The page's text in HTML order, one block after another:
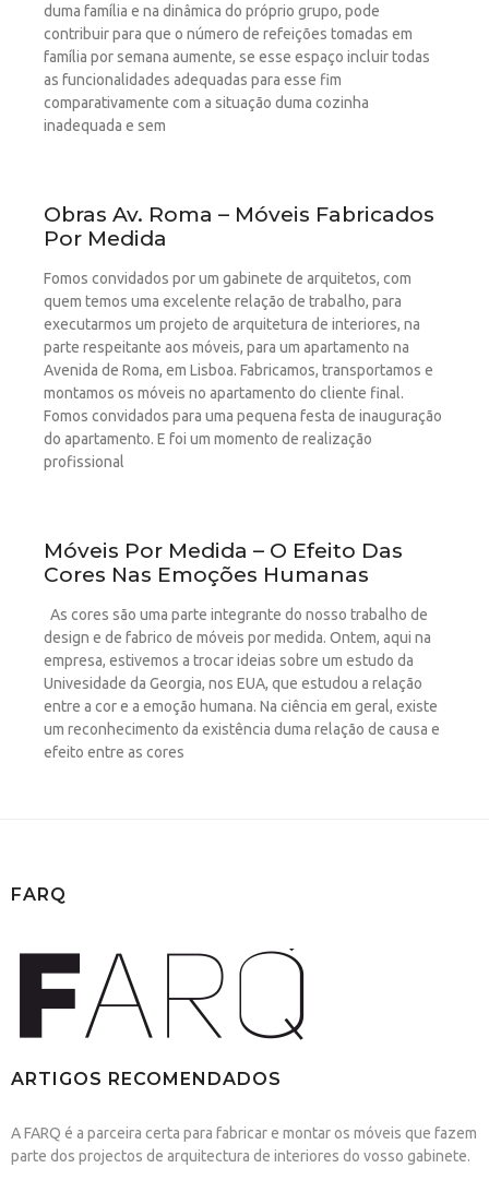
duma família e na dinâmica do próprio grupo, pode
contribuir para que o número de refeições tomadas em
família por semana aumente, se esse espaço incluir todas
as funcionalidades adequadas para esse fim
comparativamente com a situação duma cozinha
inadequada e sem
Obras Av. Roma – Móveis Fabricados
Por Medida
Fomos convidados por um gabinete de arquitetos, com
quem temos uma excelente relação de trabalho, para
executarmos um projeto de arquitetura de interiores, na
parte respeitante aos móveis, para um apartamento na
Avenida de Roma, em Lisboa. Fabricamos, transportamos e
montamos os móveis no apartamento do cliente final.
Fomos convidados para uma pequena festa de inauguração
do apartamento. E foi um momento de realização
profissional
Móveis Por Medida – O Efeito Das
Cores Nas Emoções Humanas
As cores são uma parte integrante do nosso trabalho de
design e de fabrico de móveis por medida. Ontem, aqui na
empresa, estivemos a trocar ideias sobre um estudo da
Univesidade da Georgia, nos EUA, que estudou a relação
entre a cor e a emoção humana. Na ciência em geral, existe
um reconhecimento da existência duma relação de causa e
efeito entre as cores
FARQ
ARTIGOS RECOMENDADOS
A FARQ é a parceira certa para fabricar e montar os móveis que fazem
parte dos projectos de arquitectura de interiores do vosso gabinete.